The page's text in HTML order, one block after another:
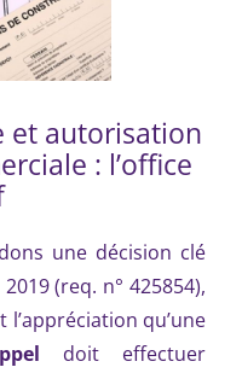
et autorisation
: l’office
une décision clé
(req. n° 425854),
qu’une
doit effectuer